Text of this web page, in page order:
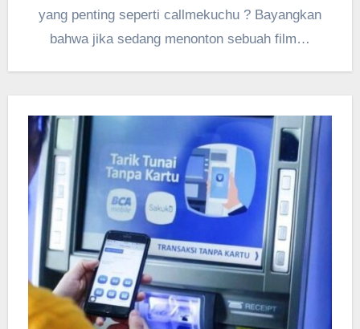
yang penting seperti callmekuchu ? Bayangkan
bahwa jika sedang menonton sebuah film…